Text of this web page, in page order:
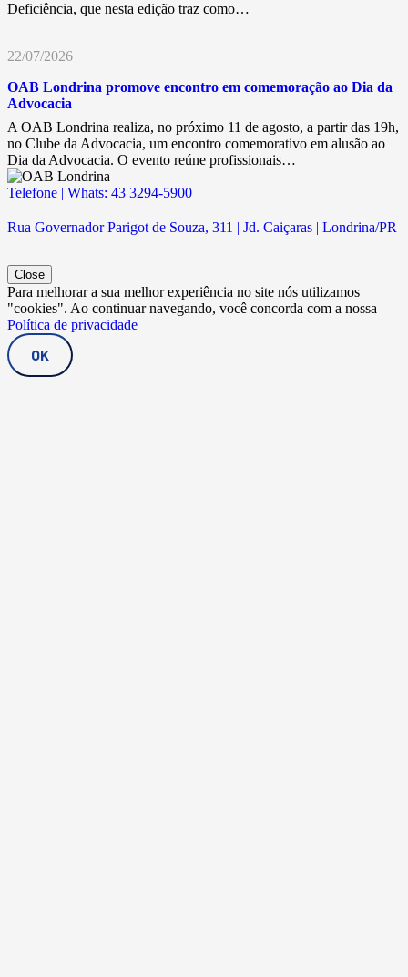
Deficiência, que nesta edição traz como…
22/07/2026
OAB Londrina promove encontro em comemoração ao Dia da
Advocacia
A OAB Londrina realiza, no próximo 11 de agosto, a partir das 19h,
no Clube da Advocacia, um encontro comemorativo em alusão ao
Dia da Advocacia. O evento reúne profissionais…
Telefone | Whats: 43 3294-5900
Rua Governador Parigot de Souza, 311 | Jd. Caiçaras | Londrina/PR
Close
Para melhorar a sua melhor experiência no site nós utilizamos
"cookies". Ao continuar navegando, você concorda com a nossa
Política de privacidade
OK